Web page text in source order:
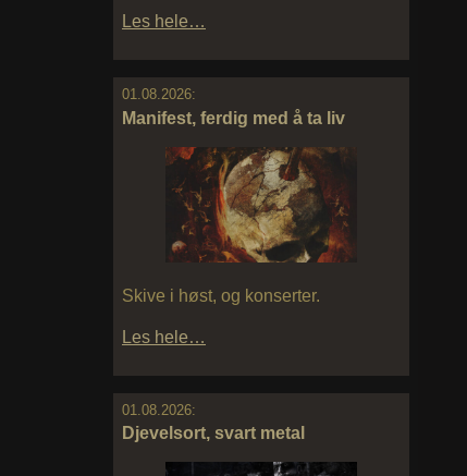
Les hele…
01.08.2026:
Manifest, ferdig med å ta liv
Skive i høst, og konserter.
Les hele…
01.08.2026:
Djevelsort, svart metal